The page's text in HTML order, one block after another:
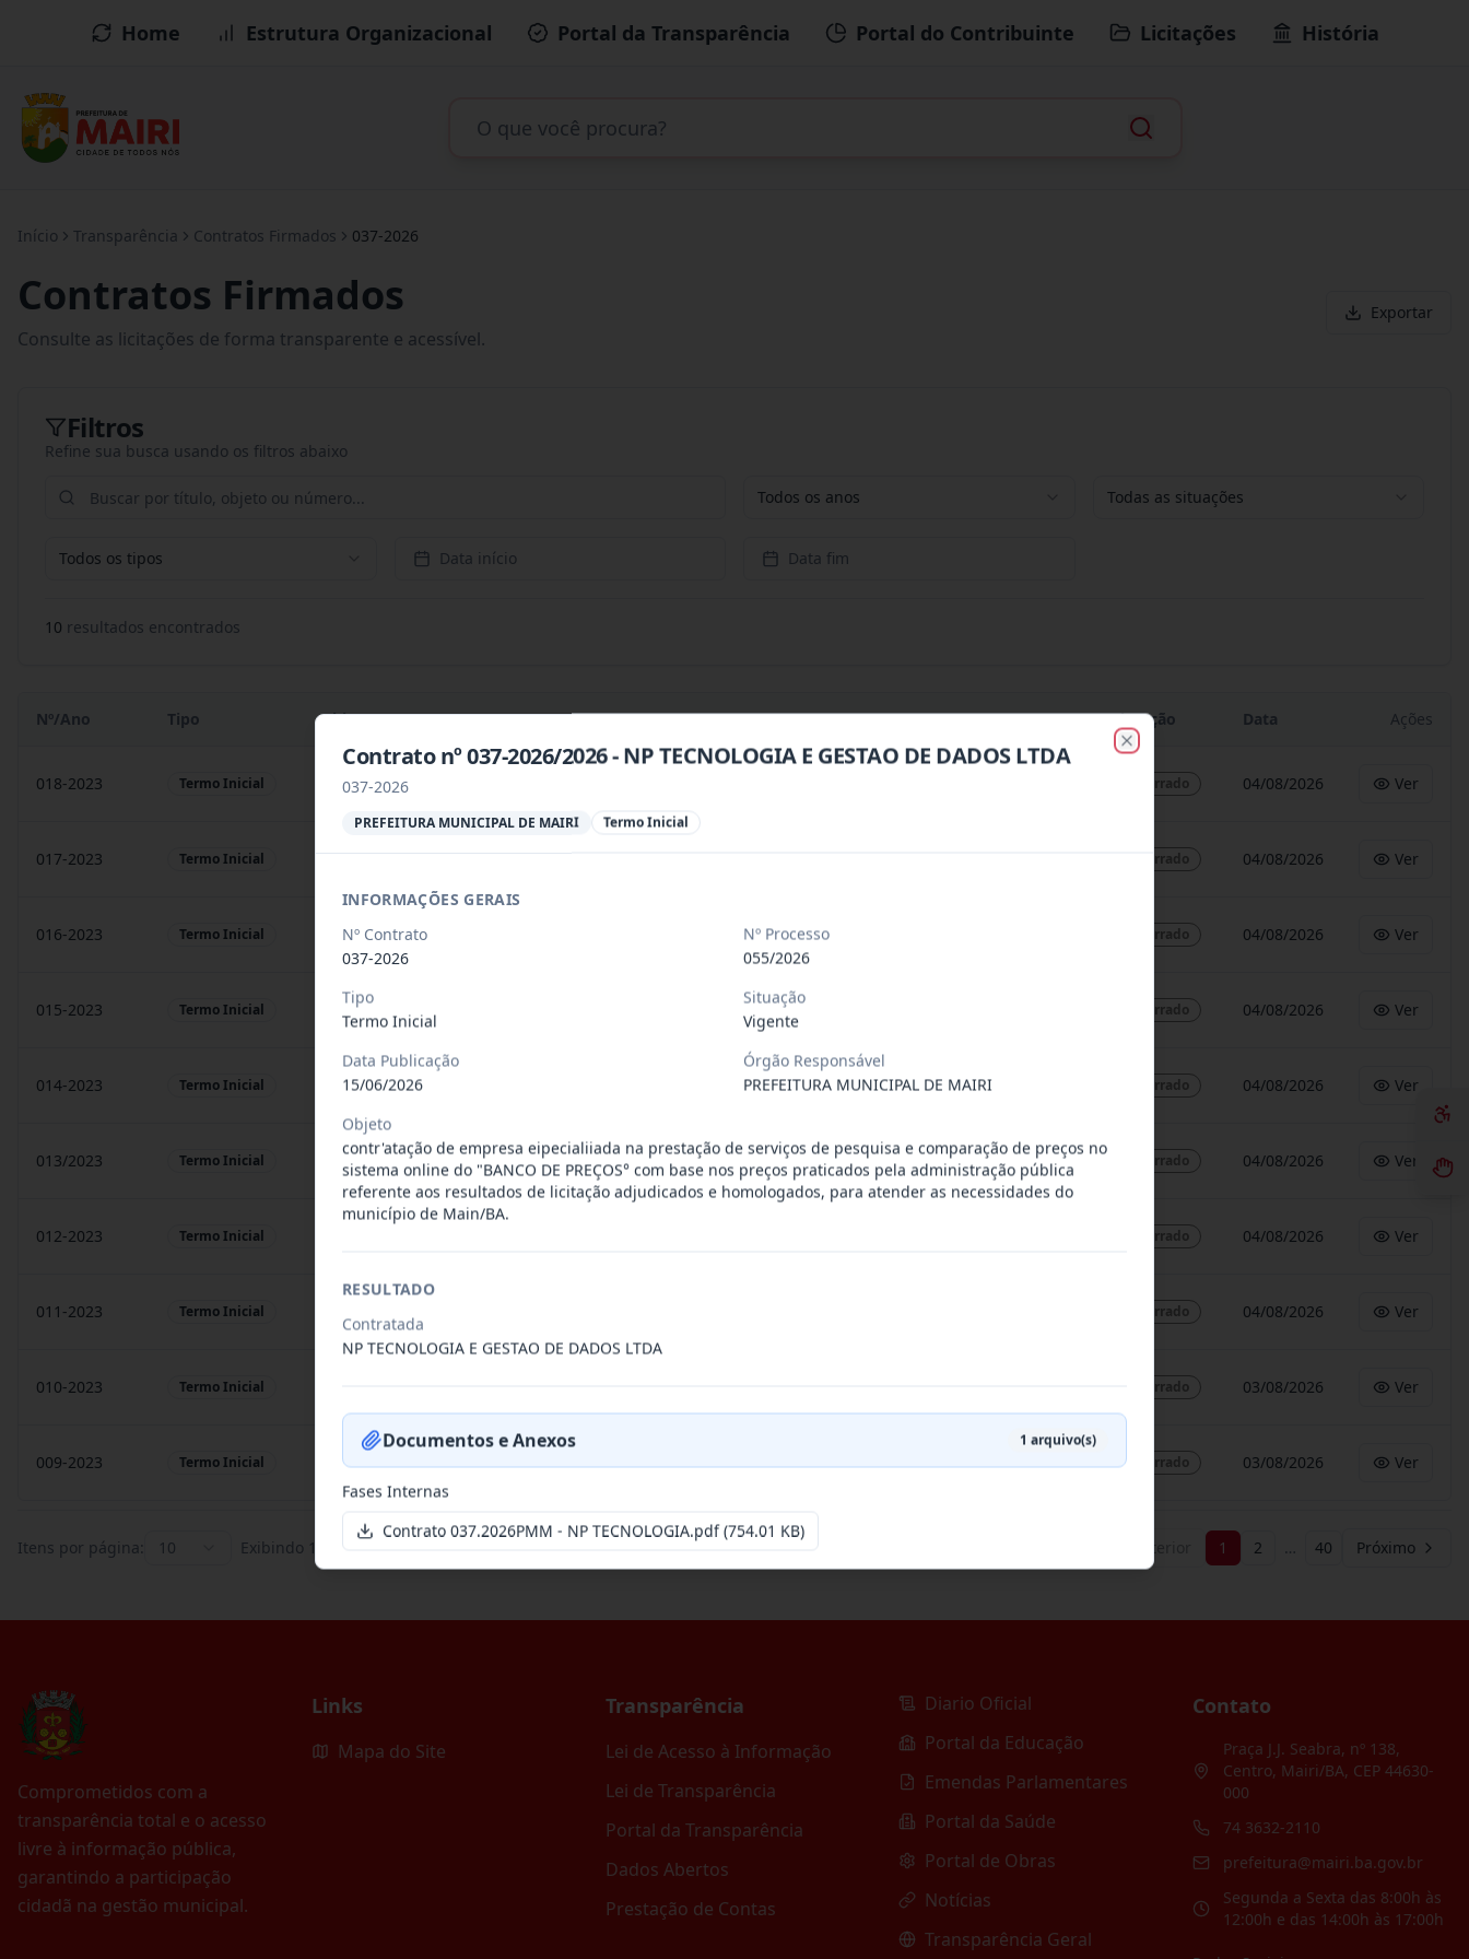
Home Estrutura Organizacional Portal da Transparência Portal do Contribuinte Licitações História
Início Transparência Contratos Firmados 037-2026
Contratos Firmados
Consulte as licitações de forma transparente e acessível.
Exportar
Filtros
Refine sua busca usando os filtros abaixo
Todos os anos Todas as situações
Todos os tipos Data início Data fim
10 resultados encontrados
Nº/Ano Tipo Objeto Situação Data Ações
018-2023 Termo Inicial Contratação de empresa especializada para prestação de servi Encerrado 04/08/2026 Ver
017-2023 Termo Inicial Contratação de empresa especializada para a disponibilização Encerrado 04/08/2026 Ver
016-2023 Termo Inicial prestação de serviços de saúde, de forma complementar junto... Encerrado 04/08/2026 Ver
015-2023 Termo Inicial prestação de sarvigos de saúde, de forma complementar junto... Encerrado 04/08/2026 Ver
014-2023 Termo Inicial Locação de sonorização de pequeno porte e artista musical de... Encerrado 04/08/2026 Ver
013/2023 Termo Inicial Constitui o objeto do presente contrato a contratação de emp ... Encerrado 04/08/2026 Ver
012-2023 Termo Inicial Encerrado 04/08/2026 Ver
011-2023 Termo Inicial Encerrado 04/08/2026 Ver
010-2023 Termo Inicial Encerrado 03/08/2026 Ver
009-2023 Termo Inicial Contratação de pessoa jurídica para prestação de serviços de... Encerrado 03/08/2026 Ver
Itens por página: 10 Exibindo 1 de 1 2 … 40 Próximo
Comprometidos com a
transparência total e o acesso
livre à informação pública,
garantindo a participação
cidadã na gestão municipal.
Links
Mapa do Site
Transparência
Lei de Acesso à Informação
Lei de Transparência
Portal da Transparência
Dados Abertos
Prestação de Contas
Diario Oficial
Portal da Educação
Emendas Parlamentares
Portal da Saúde
Portal de Obras
Notícias
Transparência Geral
Contato
Praça J.J. Seabra, nº 138,
Centro, Mairi/BA, CEP 44630-
000
74 3632-2110
prefeitura@mairi.ba.gov.br
Segunda a Sexta das 8:00h às
12:00h e das 14:00h às 17:00h
Contrato nº 037-2026/2026 - NP TECNOLOGIA E GESTAO DE DADOS LTDA
037-2026
PREFEITURA MUNICIPAL DE MAIRI Termo Inicial
INFORMAÇÕES GERAIS
Nº Contrato
037-2026
Nº Processo
055/2026
Tipo
Termo Inicial
Situação
Vigente
Data Publicação
15/06/2026
Órgão Responsável
PREFEITURA MUNICIPAL DE MAIRI
Objeto
contr'atação de empresa eipecialiiada na prestação de serviços de pesquisa e comparação de preços no
sistema online do "BANCO DE PREÇOS° com base nos preços praticados pela administração pública
referente aos resultados de licitação adjudicados e homologados, para atender as necessidades do
município de Main/BA.
RESULTADO
Contratada
NP TECNOLOGIA E GESTAO DE DADOS LTDA
Documentos e Anexos 1 arquivo(s)
Fases Internas
Contrato 037.2026PMM - NP TECNOLOGIA.pdf(754.01 KB)
Close